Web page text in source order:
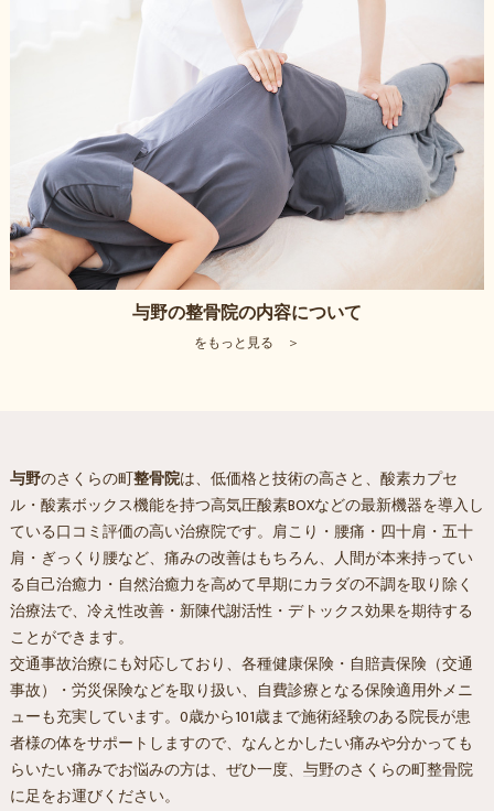
与野の整骨院の内容について
をもっと見る ＞
与野のさくらの町整骨院は、低価格と技術の高さと、酸素カプセ
ル・酸素ボックス機能を持つ高気圧酸素BOXなどの最新機器を導入し
ている口コミ評価の高い治療院です。肩こり・腰痛・四十肩・五十
肩・ぎっくり腰など、痛みの改善はもちろん、人間が本来持ってい
る自己治癒力・自然治癒力を高めて早期にカラダの不調を取り除く
治療法で、冷え性改善・新陳代謝活性・デトックス効果を期待する
ことができます。
交通事故治療にも対応しており、各種健康保険・自賠責保険（交通
事故）・労災保険などを取り扱い、自費診療となる保険適用外メニ
ューも充実しています。0歳から101歳まで施術経験のある院長が患
者様の体をサポートしますので、なんとかしたい痛みや分かっても
らいたい痛みでお悩みの方は、ぜひ一度、 与野のさくらの町整骨院
に足をお運びください。